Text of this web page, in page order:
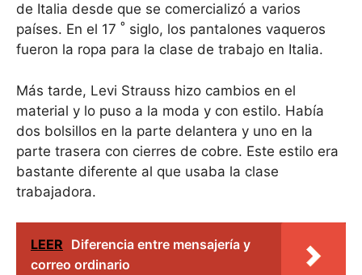
de Italia desde que se comercializó a varios
países. En el 17 º siglo, los pantalones vaqueros
fueron la ropa para la clase de trabajo en Italia.
Más tarde, Levi Strauss hizo cambios en el
material y lo puso a la moda y con estilo. Había
dos bolsillos en la parte delantera y uno en la
parte trasera con cierres de cobre. Este estilo era
bastante diferente al que usaba la clase
trabajadora.
LEER Diferencia entre mensajería y
correo ordinario